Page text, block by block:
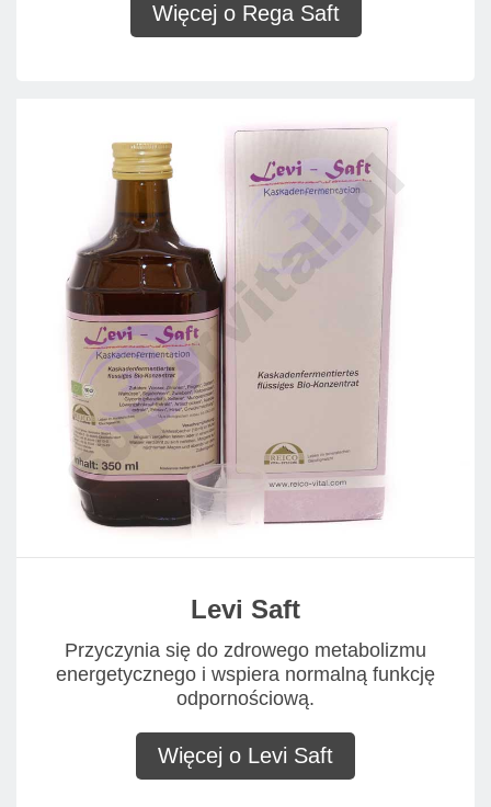
Więcej o Rega Saft
Levi Saft
Przyczynia się do zdrowego metabolizmu
energetycznego i wspiera normalną funkcję
odpornościową.
Więcej o Levi Saft